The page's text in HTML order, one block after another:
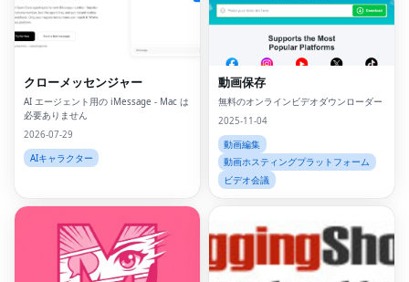
クローメッセンジャー
AI エージェント用の iMessage - Mac は
必要ありません
2026-07-29
AIキャラクター
動画保存
無料のオンラインビデオダウンローダー
2025-11-04
動画編集
動画ホスティングプラットフォーム
ビデオ会議